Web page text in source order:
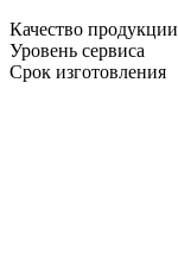
Качество продукции
Уровень сервиса
Срок изготовления